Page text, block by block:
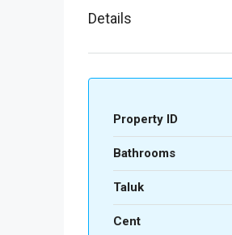
Details
Property ID
Bathrooms
Taluk
Cent